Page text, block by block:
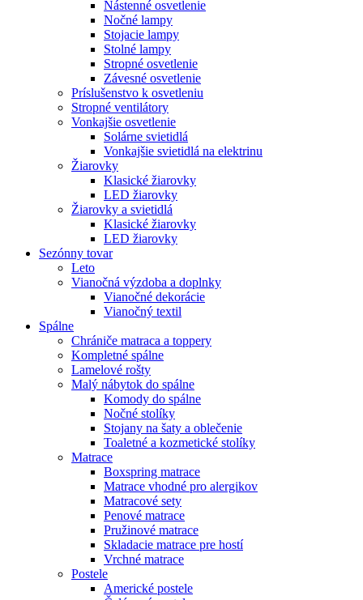
Nástenné osvetlenie
Nočné lampy
Stojacie lampy
Stolné lampy
Stropné osvetlenie
Závesné osvetlenie
Príslušenstvo k osvetleniu
Stropné ventilátory
Vonkajšie osvetlenie
Solárne svietidlá
Vonkajšie svietidlá na elektrinu
Žiarovky
Klasické žiarovky
LED žiarovky
Žiarovky a svietidlá
Klasické žiarovky
LED žiarovky
Sezónny tovar
Leto
Vianočná výzdoba a doplnky
Vianočné dekorácie
Vianočný textil
Spálne
Chrániče matraca a toppery
Kompletné spálne
Lamelové rošty
Malý nábytok do spálne
Komody do spálne
Nočné stolíky
Stojany na šaty a oblečenie
Toaletné a kozmetické stolíky
Matrace
Boxspring matrace
Matrace vhodné pro alergikov
Matracové sety
Penové matrace
Pružinové matrace
Skladacie matrace pre hostí
Vrchné matrace
Postele
Americké postele